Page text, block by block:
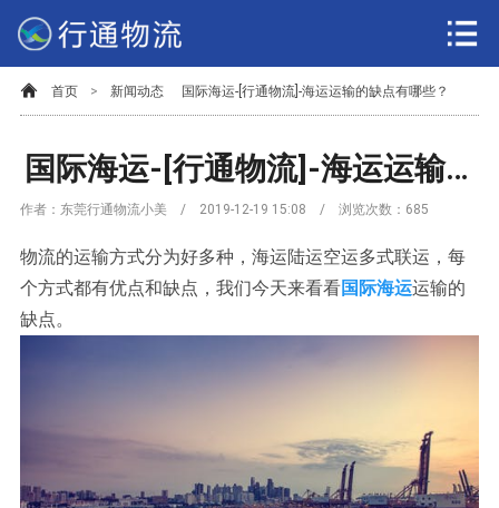
首页 > 新闻动态 国际海运-[行通物流]-海运运输的缺点有哪些？
国际海运-[行通物流]-海运运输的缺点有哪些？
作者：东莞行通物流小美 / 2019-12-19 15:08 / 浏览次数： 685
物流的运输方式分为好多种，海运陆运空运多式联运，每
个方式都有优点和缺点，我们今天来看看国际海运运输的
缺点。